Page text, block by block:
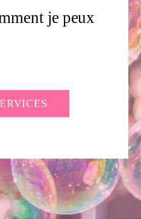
?
je peux